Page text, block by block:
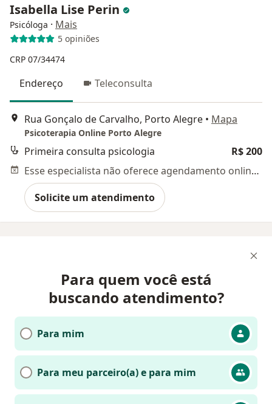
Isabella Lise Perin
Psicóloga · Mais
5 opiniões
CRP 07/34474
Endereço Teleconsulta
Rua Gonçalo de Carvalho, Porto Alegre • Mapa
Psicoterapia Online Porto Alegre
Primeira consulta psicologia
R$ 200
Esse especialista não oferece agendamento online para esse endereço.
Solicite um atendimento
Para quem você está
buscando atendimento?
Para mim
Para meu parceiro(a) e para mim